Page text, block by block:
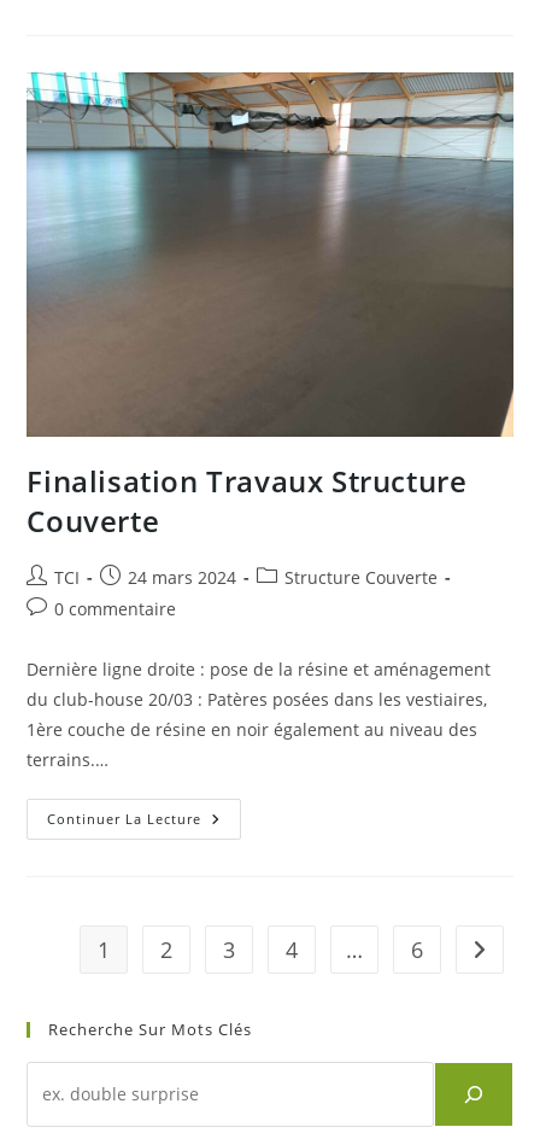
Finalisation Travaux Structure
Couverte
Auteur/autrice
de
TCI
Publication
publiée :
24 mars 2024
PostStructure Couverte
Commentaires
la
publication :
0 commentaire
Dernière ligne droite : pose de la résine et aménagement
du club-house 20/03 : Patères posées dans les vestiaires,
1ère couche de résine en noir également au niveau des
terrains.…
Continuer La Lecture Finalisation
Travaux
1 2 3 4 … 6 Aller à
Recherche Sur Mots Clés
d'un